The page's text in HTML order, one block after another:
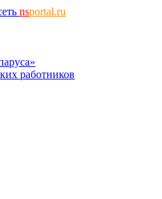
nsportal.ru
работников